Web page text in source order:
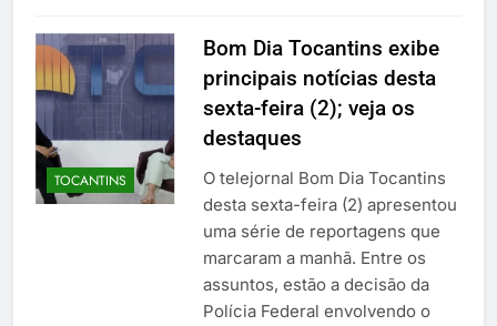
TOCANTINS
Bom Dia Tocantins exibe
principais notícias desta
sexta-feira (2); veja os
destaques
O telejornal Bom Dia Tocantins
desta sexta-feira (2) apresentou
uma série de reportagens que
marcaram a manhã. Entre os
assuntos, estão a decisão da
Polícia Federal envolvendo o